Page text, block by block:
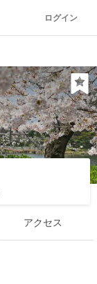
ログイン
アクセス